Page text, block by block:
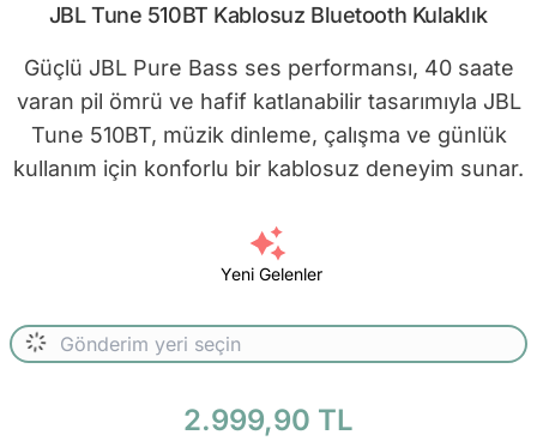
JBL Tune 510BT Kablosuz Bluetooth Kulaklık
Güçlü JBL Pure Bass ses performansı, 40 saate
varan pil ömrü ve hafif katlanabilir tasarımıyla JBL
Tune 510BT, müzik dinleme, çalışma ve günlük
kullanım için konforlu bir kablosuz deneyim sunar.
Yeni Gelenler
2.999,90 TL